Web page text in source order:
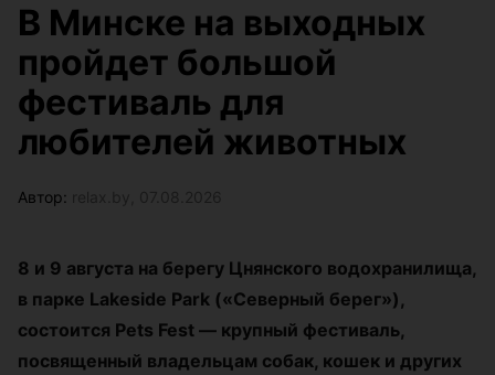
В Минске на выходных
пройдет большой
фестиваль для
любителей животных
Автор:
8 и 9 августа на берегу Цнянского водохранилища,
в парке Lakeside Park («Северный берег»),
состоится Pets Fest — крупный фестиваль,
посвященный владельцам собак, кошек и других